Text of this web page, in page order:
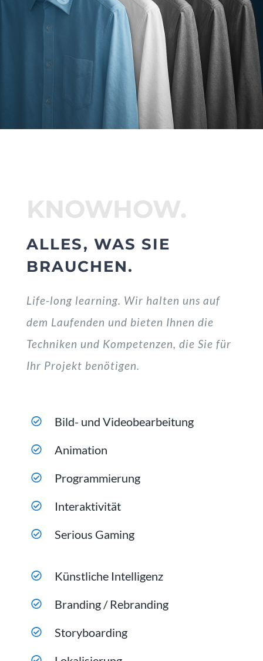
KNOWHOW.
ALLES, WAS SIE
BRAUCHEN.
Life-long learning. Wir halten uns auf
dem Laufenden und bieten Ihnen die
Techniken und Kompetenzen, die Sie für
Ihr Projekt benötigen.
Bild- und Videobearbeitung
Animation
Programmierung
Interaktivität
Serious Gaming
Künstliche Intelligenz
Branding / Rebranding
Storyboarding